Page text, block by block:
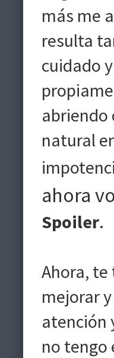
más me
resulta
cuidado
abriendo
natural
ahora
Spoiler.
Ahora, te
mejorar
atención
no tengo